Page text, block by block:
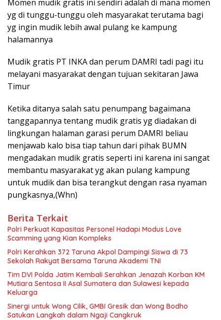
Momen mudik gratis ini sendiri adalah di mana momen
yg di tunggu-tunggu oleh masyarakat terutama bagi
yg ingin mudik lebih awal pulang ke kampung
halamannya
Mudik gratis PT INKA dan perum DAMRI tadi pagi itu
melayani masyarakat dengan tujuan sekitaran Jawa
Timur
Ketika ditanya salah satu penumpang bagaimana
tanggapannya tentang mudik gratis yg diadakan di
lingkungan halaman garasi perum DAMRI beliau
menjawab kalo bisa tiap tahun dari pihak BUMN
mengadakan mudik gratis seperti ini karena ini sangat
membantu masyarakat yg akan pulang kampung
untuk mudik dan bisa terangkut dengan rasa nyaman
pungkasnya,(Whn)
Berita Terkait
Polri Perkuat Kapasitas Personel Hadapi Modus Love
Scamming yang Kian Kompleks
Polri Kerahkan 372 Taruna Akpol Dampingi Siswa di 73
Sekolah Rakyat Bersama Taruna Akademi TNI
Tim DVI Polda Jatim Kembali Serahkan Jenazah Korban KM
Mutiara Sentosa II Asal Sumatera dan Sulawesi kepada
Keluarga
Sinergi untuk Wong Cilik, GMBI Gresik dan Wong Bodho
Satukan Langkah dalam Ngaji Cangkruk